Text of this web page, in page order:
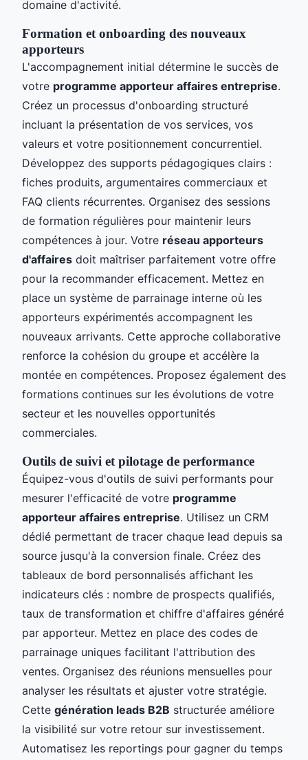
domaine d'activité.
Formation et onboarding des nouveaux
apporteurs
L'accompagnement initial détermine le succès de
votre programme apporteur affaires entreprise.
Créez un processus d'onboarding structuré
incluant la présentation de vos services, vos
valeurs et votre positionnement concurrentiel.
Développez des supports pédagogiques clairs :
fiches produits, argumentaires commerciaux et
FAQ clients récurrentes. Organisez des sessions
de formation régulières pour maintenir leurs
compétences à jour. Votre réseau apporteurs
d'affaires doit maîtriser parfaitement votre offre
pour la recommander efficacement. Mettez en
place un système de parrainage interne où les
apporteurs expérimentés accompagnent les
nouveaux arrivants. Cette approche collaborative
renforce la cohésion du groupe et accélère la
montée en compétences. Proposez également des
formations continues sur les évolutions de votre
secteur et les nouvelles opportunités
commerciales.
Outils de suivi et pilotage de performance
Équipez-vous d'outils de suivi performants pour
mesurer l'efficacité de votre programme
apporteur affaires entreprise. Utilisez un CRM
dédié permettant de tracer chaque lead depuis sa
source jusqu'à la conversion finale. Créez des
tableaux de bord personnalisés affichant les
indicateurs clés : nombre de prospects qualifiés,
taux de transformation et chiffre d'affaires généré
par apporteur. Mettez en place des codes de
parrainage uniques facilitant l'attribution des
ventes. Organisez des réunions mensuelles pour
analyser les résultats et ajuster votre stratégie.
Cette génération leads B2B structurée améliore
la visibilité sur votre retour sur investissement.
Automatisez les reportings pour gagner du temps